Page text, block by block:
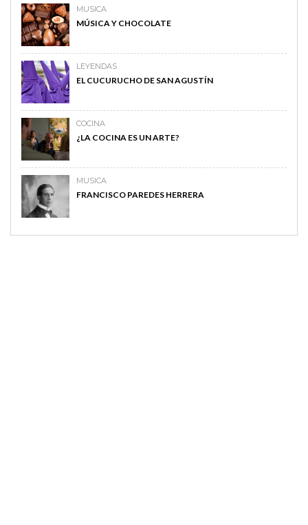
MUSICA
MÚSICA Y CHOCOLATE
LEYENDAS
EL CUCURUCHO DE SAN AGUSTÍN
COCINA
¿LA COCINA ES UN ARTE?
MUSICA
FRANCISCO PAREDES HERRERA